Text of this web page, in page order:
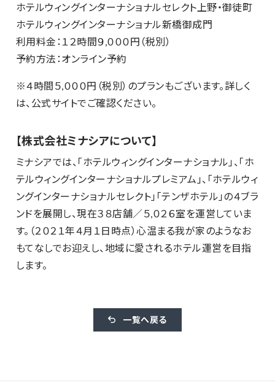
ホテルウィングインターナショナルセレクト上野・御徒町
ホテルウィングインターナショナル新橋御成門
利用料金：１２時間９,０００円（税別）
予約方法：オンライン予約
※４時間５,０００円（税別）のプランもございます。詳しく
は、公式サイトでご確認ください。
【株式会社ミナシアについて】
ミナシアでは、「ホテルウィングインターナショナル」、「ホ
テルウィングインターナショナルプレミアム」、「ホテルウィ
ングインターナショナルセレクト」「テンザホテル」の４ブラ
ンドを展開し、現在３８店舗／５,０２６室を運営していま
す。（２０２１年４月１日時点）心温まる我が家のようなお
もてなしでお迎えし、地域に愛されるホテル運営を目指
します。
一覧へ戻る